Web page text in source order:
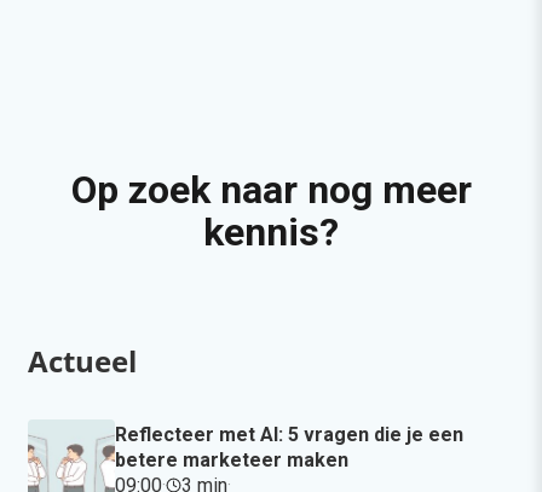
Op zoek naar nog meer
kennis?
Actueel
Reflecteer met AI: 5 vragen die je een
betere marketeer maken
09:00· 3 min·